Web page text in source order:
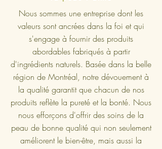
Nous sommes une entreprise dont les
valeurs sont ancrées dans la foi et qui
s'engage à fournir des produits
abordables fabriqués à partir
d'ingrédients naturels. Basée dans la belle
région de Montréal, notre dévouement à
la qualité garantit que chacun de nos
produits reflète la pureté et la bonté. Nous
nous efforçons d'offrir des soins de la
peau de bonne qualité qui non seulement
améliorent le bien-être, mais aussi la